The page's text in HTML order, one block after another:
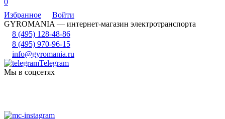
Избранное
Войти
GYROMANIA — интернет-магазин электротранспорта
8 (495) 128-48-86
8 (495) 970-96-15
info@gyromania.ru
Telegram
Мы в соцсетях